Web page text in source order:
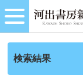
検索結果